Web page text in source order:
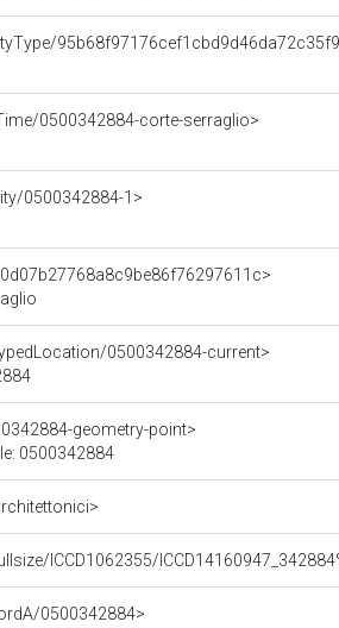
0500342884-corte-serraglio>
0500342884-1>
0500342884-current>
geometry-point>
0500342884
0500342884>